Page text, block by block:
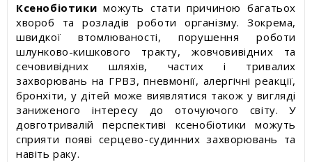
Ксенобіотикиможуть стати причиною багатьох
хвороб та розладів роботи організму. Зокрема,
швидкої втомлюваності, порушення роботи
шлунково-кишкового тракту, жовчовивідних та
сечовивідних шляхів, частих і тривалих
захворювань на ГРВЗ, пневмонії, алергічні реакції,
бронхіти, у дітей може виявлятися також у вигляді
заниженого інтересу до оточуючого світу. У
довготривалій перспективі ксенобіотики можуть
сприяти появі серцево-судинних захворювань та
навіть раку.